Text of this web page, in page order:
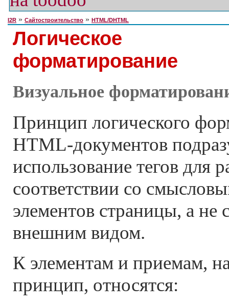
I2R » Сайтостроительство » HTML/DHTML
Логическое
форматирование
Визуальное
Принцип логического
HTML-документов
использование тегов для
соответствии со
элементов страницы, а не
внешним видом.
К элементам и приемам,
принцип, относятся: